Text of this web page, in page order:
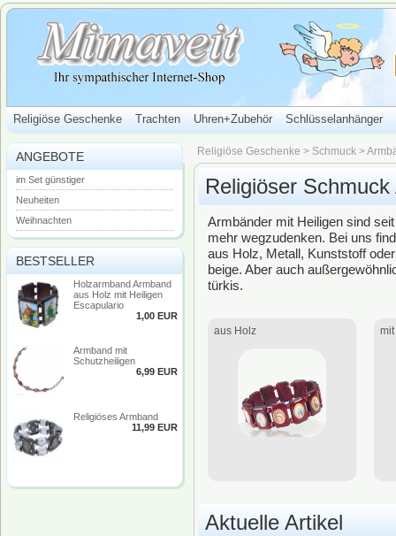
Religiöse Geschenke Trachten Uhren+Zubehör Schlüsselanhänger
ANGEBOTE
im Set günstiger
Neuheiten
Weihnachten
BESTSELLER
Holzarmband Armband
aus Holz mit Heiligen
Escapulario
1,00 EUR
Armband mit
Schutzheiligen
6,99 EUR
Religiöses Armband
11,99 EUR
Religiöse Geschenke > Schmuck >
Religiöser
Armbänder mit Heiligen sind
mehr wegzudenken. Bei uns
aus Holz, Metall, Kunststoff
beige. Aber auch
türkis.
aus Holz
Aktuelle Artikel